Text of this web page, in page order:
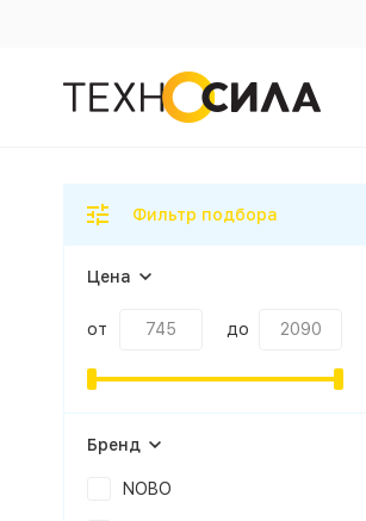
Фильтр подбора
Цена
от до
Бренд
NOBO